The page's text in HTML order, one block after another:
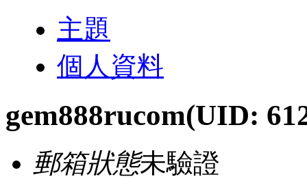
主題
個人資料
gem888rucom(UID:
郵箱狀態未驗證